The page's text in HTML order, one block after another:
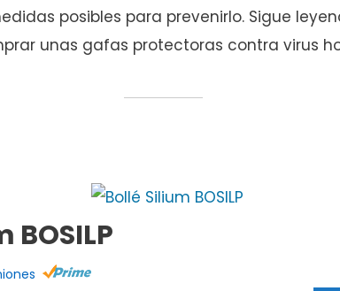
posibles para prevenirlo. Sigue
unas gafas protectoras contra virus
BOSILP